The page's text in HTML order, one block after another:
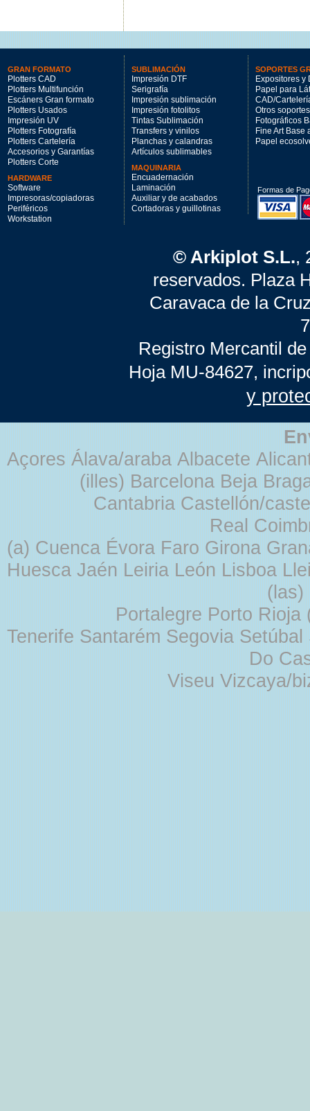
GRAN FORMATO
Plotters CAD
Plotters Multifunción
Escáners Gran formato
Plotters Usados
Impresión UV
Plotters Fotografía
Plotters Cartelería
Accesorios y Garantías
Plotters Corte
HARDWARE
Software
Impresoras/copiadoras
Periféricos
Workstation
SUBLIMACIÓN
Impresión DTF
Serigrafía
Impresión sublimación
Impresión fotolitos
Tintas Sublimación
Transfers y vinilos
Planchas y calandras
Artículos sublimables
MAQUINARIA
Encuadernación
Laminación
Auxiliar y de acabados
Cortadoras y guillotinas
SOPORTES
Expositores y
Papel para
CAD/
Otros soportes
Fotográficos
Fine Art Base
Papel
Formas de
© Arkiplot S.L.,
reservados. Plaza
Caravaca de la
Registro Mercantil
Hoja MU-84627,
y
Açores Álava/araba Albacete
(illes) Barcelona Beja
Cantabria Castellón/
Real
(a) Cuenca Évora Faro Girona
Huesca Jaén Leiria León Lisboa
Portalegre Porto
Tenerife Santarém Segovia
Do
Viseu Vizcaya/